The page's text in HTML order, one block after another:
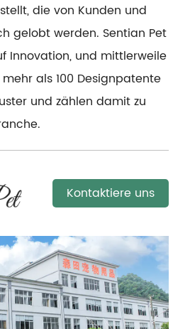
die von Kunden und
gelobt werden. Sentian Pet
Innovation, und mittlerweile
als 100 Designpatente
und zählen damit zu
Kontaktiere uns